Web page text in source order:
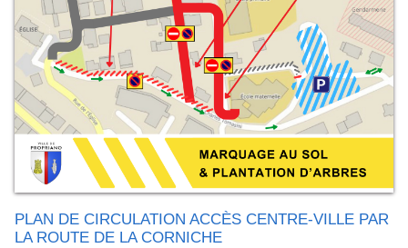
PLAN DE CIRCULATION ACCÈS CENTRE-VILLE PAR
LA ROUTE DE LA CORNICHE